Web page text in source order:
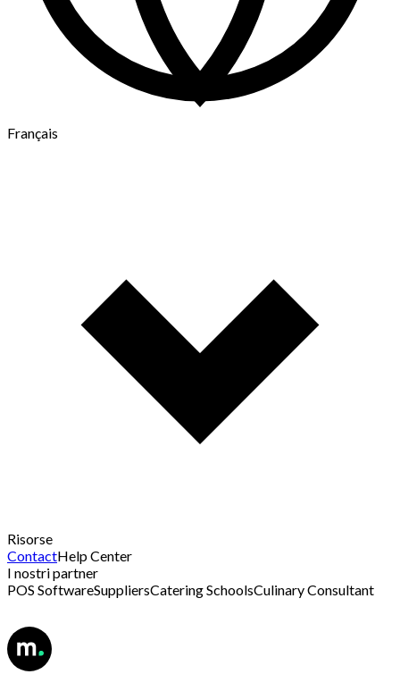
Français
Risorse
ContactHelp Center
I nostri partner
POS SoftwareSuppliersCatering SchoolsCulinary Consultant